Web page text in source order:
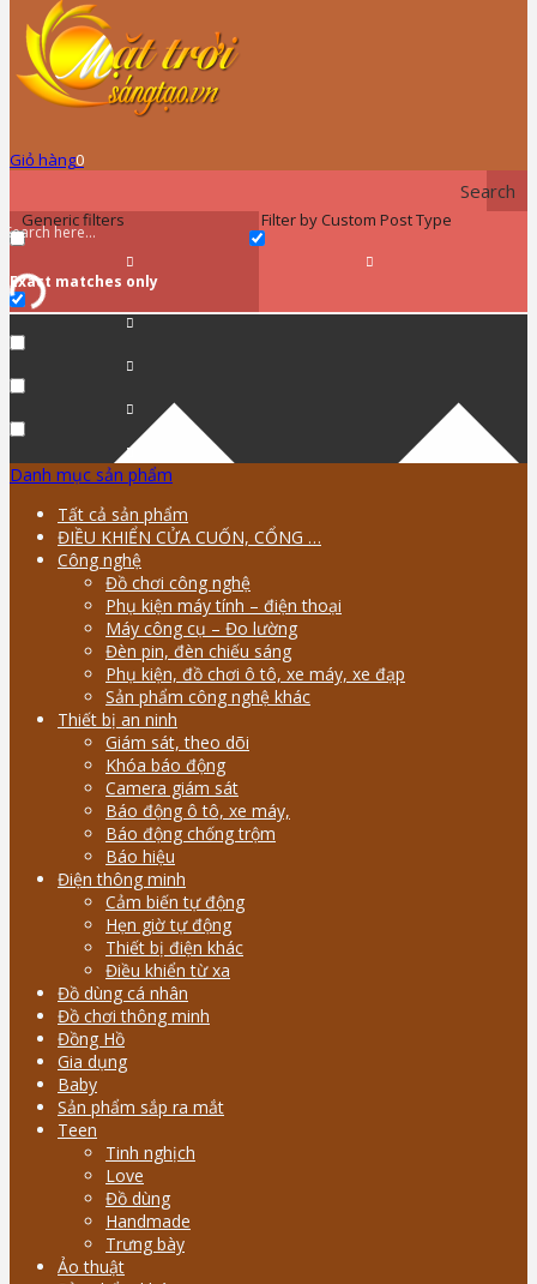
Giỏ hàng0
Search
Generic filters
Exact matches only
Filter by Custom Post Type
Danh mục sản phẩm
Tất cả sản phẩm
ĐIỀU KHIỂN CỬA CUỐN, CỔNG …
Công nghệ
Đồ chơi công nghệ
Phụ kiện máy tính – điện thoại
Máy công cụ – Đo lường
Đèn pin, đèn chiếu sáng
Phụ kiện, đồ chơi ô tô, xe máy, xe đạp
Sản phẩm công nghệ khác
Thiết bị an ninh
Giám sát, theo dõi
Khóa báo động
Camera giám sát
Báo động ô tô, xe máy,
Báo động chống trộm
Báo hiệu
Điện thông minh
Cảm biến tự động
Hẹn giờ tự động
Thiết bị điện khác
Điều khiển từ xa
Đồ dùng cá nhân
Đồ chơi thông minh
Đồng Hồ
Gia dụng
Baby
Sản phẩm sắp ra mắt
Teen
Tinh nghịch
Love
Đồ dùng
Handmade
Trưng bày
Ảo thuật